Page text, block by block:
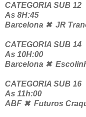
CATEGORIA SUB 12
As 8H:45
Barcelona ✖ JR
CATEGORIA SUB 14
As 10H:00
Barcelona ✖
CATEGORIA SUB 16
As 11h:00
ABF ✖ Futuros